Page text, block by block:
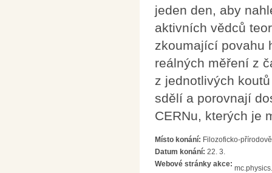
jeden den, aby
aktivních vědců
zkoumající povahu
reálných měření z
z jednotlivých
sdělí a porovnají
CERNu, kterých je
Místo konání: Filozoficko-
Datum konání: 22. 3.
Webové stránky akce: